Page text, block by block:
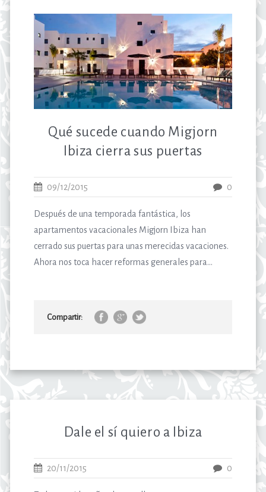
Qué sucede cuando Migjorn
Ibiza cierra sus puertas
09/12/2015 0
Después de una temporada fantástica, los
apartamentos vacacionales Migjorn Ibiza han
cerrado sus puertas para unas merecidas vacaciones.
Ahora nos toca hacer reformas generales para...
Compartir:
Dale el sí quiero a Ibiza
20/11/2015 0